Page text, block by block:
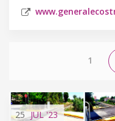
1
25 JUL'23